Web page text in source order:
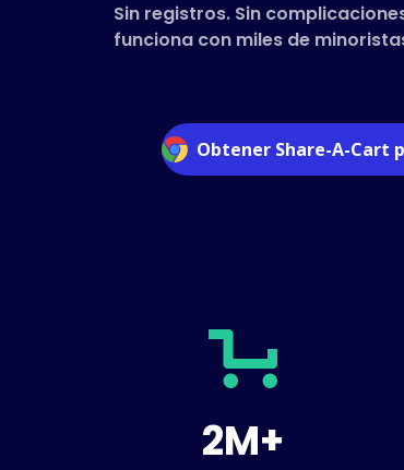
Sin registros. Sin
funciona con miles de
Obtener Share-A-Cart
2M+